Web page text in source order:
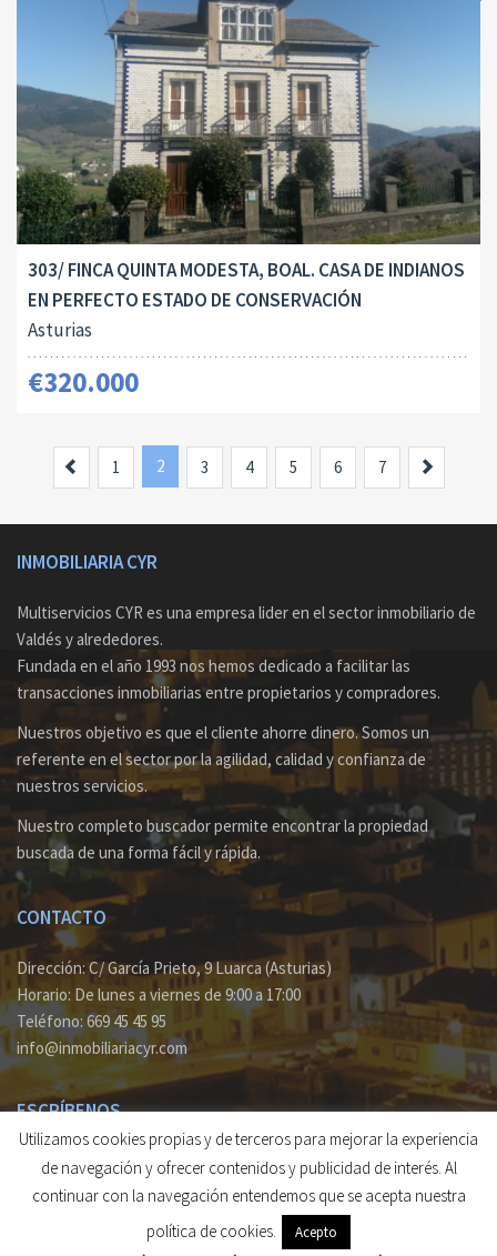
303/ FINCA QUINTA MODESTA, BOAL. CASA DE INDIANOS
EN PERFECTO ESTADO DE CONSERVACIÓN
Asturias
€320.000
Anterior
1 2 3 4 5 6 7
INMOBILIARIA CYR
Multiservicios CYR es una empresa lider en el sector inmobiliario de
Valdés y alrededores.
Fundada en el año 1993 nos hemos dedicado a facilitar las
transacciones inmobiliarias entre propietarios y compradores.
Nuestros objetivo es que el cliente ahorre dinero. Somos un
referente en el sector por la agilidad, calidad y confianza de
nuestros servicios.
Nuestro completo buscador permite encontrar la propiedad
buscada de una forma fácil y rápida.
CONTACTO
Dirección: C/ García Prieto, 9 Luarca (Asturias)
Horario: De lunes a viernes de 9:00 a 17:00
Teléfono: 669 45 45 95
info@inmobiliariacyr.com
ESCRÍBENOS
Si deseas recibir información acerca de nuestra actividad o
consultar sobre alguna propiedad envía un
© 2026 Inmobiliaria Cyr. Todos los derechos reservados.
Utilizamos cookies propias y de terceros para mejorar la experiencia
de navegación y ofrecer contenidos y publicidad de interés. Al
continuar con la navegación entendemos que se acepta nuestra
política de cookies.
Acepto